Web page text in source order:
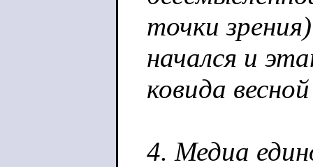
точки
начался и
ковида
4. Медиа